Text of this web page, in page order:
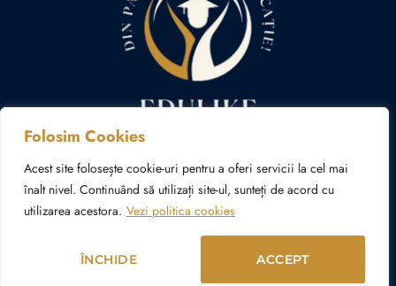
Folosim Cookies
Acest site folosește cookie-uri pentru a oferi servicii la cel mai
înalt nivel. Continuând să utilizați site-ul, sunteți de acord cu
utilizarea acestora. Vezi politica cookies
ÎNCHIDE ACCEPT
Politica de confidențialitate
proiectului
WAcademy.ro